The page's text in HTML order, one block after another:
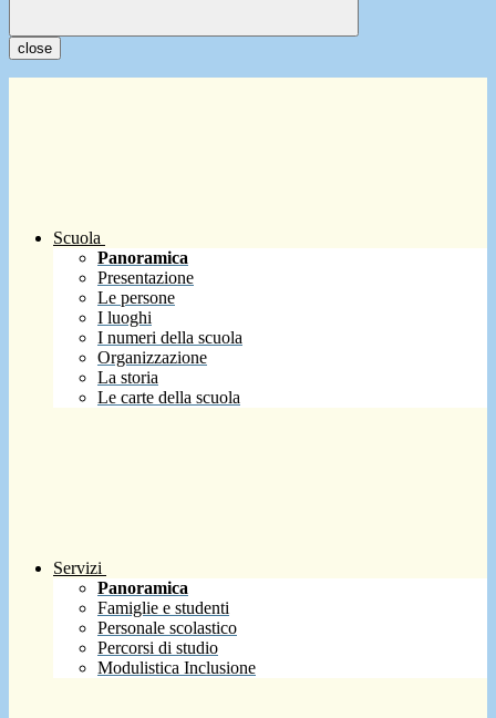
close
Scuola
Panoramica
Presentazione
Le persone
I luoghi
I numeri della scuola
Organizzazione
La storia
Le carte della scuola
Servizi
Panoramica
Famiglie e studenti
Personale scolastico
Percorsi di studio
Modulistica Inclusione